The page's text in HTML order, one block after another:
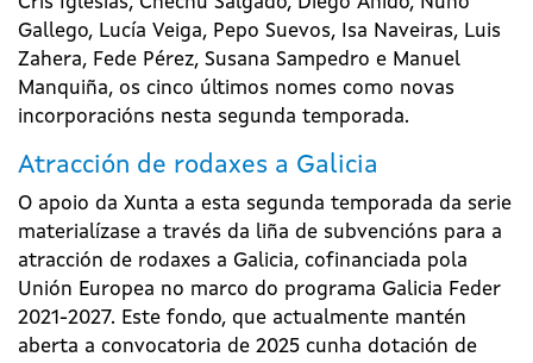
Gallego, Lucía Veiga, Pepo Suevos, Isa Naveiras, Luis
Zahera, Fede Pérez, Susana Sampedro e Manuel
Manquiña, os cinco últimos nomes como novas
incorporacións nesta segunda temporada.
Atracción de rodaxes a Galicia
O apoio da Xunta a esta segunda temporada da serie
materialízase a través da liña de subvencións para a
atracción de rodaxes a Galicia, cofinanciada pola
Unión Europea no marco do programa Galicia Feder
2021-2027. Este fondo, que actualmente mantén
aberta a convocatoria de 2025 cunha dotación de